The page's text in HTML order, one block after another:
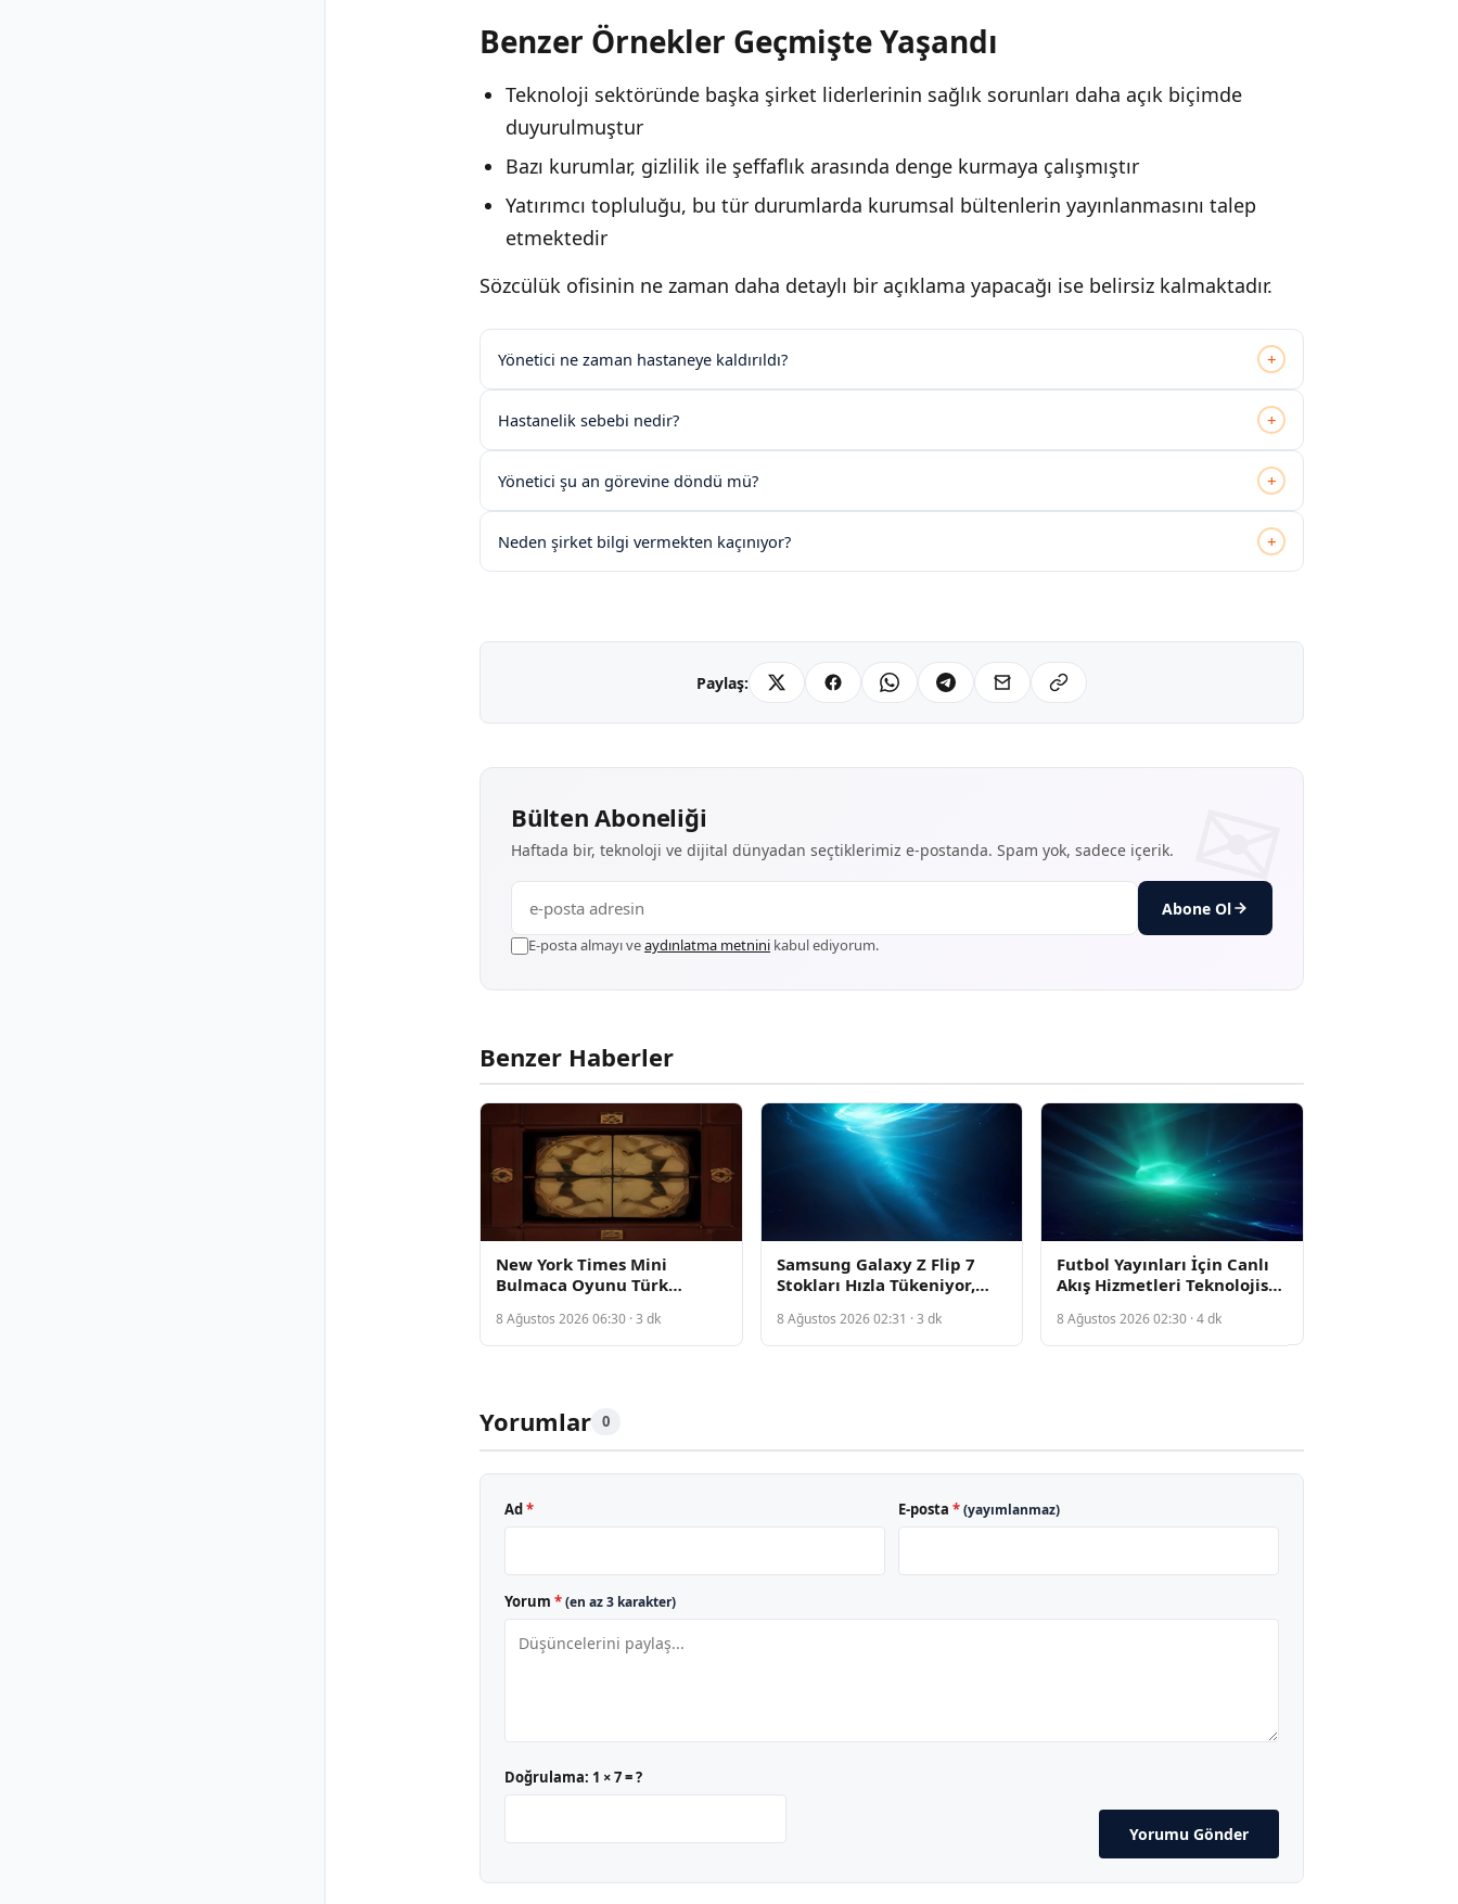
Benzer Örnekler Geçmişte Yaşandı
Teknoloji sektöründe başka şirket liderlerinin sağlık sorunları daha açık biçimde
duyurulmuştur
Bazı kurumlar, gizlilik ile şeffaflık arasında denge kurmaya çalışmıştır
Yatırımcı topluluğu, bu tür durumlarda kurumsal bültenlerin yayınlanmasını talep
etmektedir
Sözcülük ofisinin ne zaman daha detaylı bir açıklama yapacağı ise belirsiz kalmaktadır.
Yönetici ne zaman hastaneye kaldırıldı? +
Hastanelik sebebi nedir? +
Yönetici şu an görevine döndü mü? +
Neden şirket bilgi vermekten kaçınıyor? +
Paylaş:
Bülten Aboneliği
Haftada bir, teknoloji ve dijital dünyadan seçtiklerimiz e-postanda. Spam yok, sadece içerik.
Abone Ol
E-posta almayı veaydınlatma metnini kabul ediyorum.
Benzer Haberler
New York Times Mini
Bulmaca Oyunu Türk
8 Ağustos 2026 06:30 · 3 dk
Samsung Galaxy Z Flip 7
Stokları Hızla Tükeniyor,
8 Ağustos 2026 02:31 · 3 dk
Futbol Yayınları İçin Canlı
Akış Hizmetleri Teknolojisi
8 Ağustos 2026 02:30 · 4 dk
Yorumlar 0
Ad* E-posta *(yayımlanmaz)
Yorum *(en az 3 karakter)
Doğrulama: 1 × 7 = ?
Yorumu Gönder